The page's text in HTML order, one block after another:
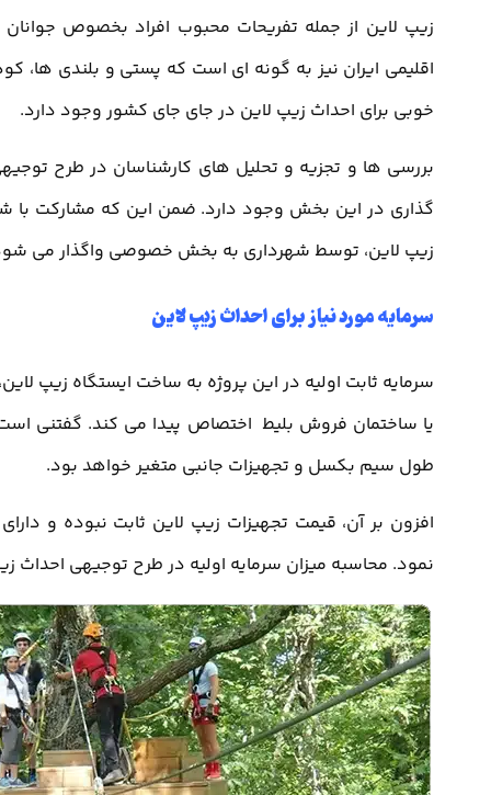
زیپ لاین از جمله تفریحات محبوب افراد بخصوص
اقلیمی ایران نیز به گونه ای است که پستی و بلندی ها،
خوبی برای احداث زیپ لاین در جای جای کشور وجود دارد.
بررسی ها و تجزیه و تحلیل های کارشناسان در طرح
گذاری در این بخش وجود دارد. ضمن این که مشارکت با
زیپ لاین، توسط شهرداری به بخش خصوصی واگذار می
سرمایه مورد نیاز برای احداث زیپ لاین
سرمایه ثابت اولیه در این پروژه به ساخت ایستگاه زیپ
یا ساختمان فروش بلیط اختصاص پیدا می کند. گفتنی است،
طول سیم بکسل و تجهیزات جانبی متغیر خواهد بود.
افزون بر آن، قیمت تجهیزات زیپ لاین ثابت نبوده و
نمود. محاسبه میزان سرمایه اولیه در طرح توجیهی احداث